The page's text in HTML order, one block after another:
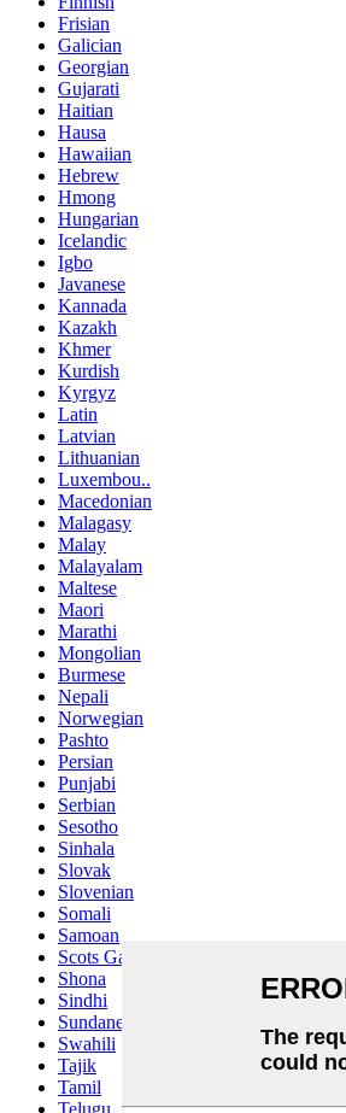
Frisian
Galician
Georgian
Gujarati
Haitian
Hausa
Hawaiian
Hebrew
Hmong
Hungarian
Icelandic
Igbo
Javanese
Kannada
Kazakh
Khmer
Kurdish
Kyrgyz
Latin
Latvian
Lithuanian
Luxembou..
Macedonian
Malagasy
Malay
Malayalam
Maltese
Maori
Marathi
Mongolian
Burmese
Nepali
Norwegian
Pashto
Persian
Punjabi
Serbian
Sesotho
Sinhala
Slovak
Slovenian
Somali
Samoan
Scots Gaelic
Shona
Sindhi
Sundanese
Swahili
Tajik
Tamil
Telugu